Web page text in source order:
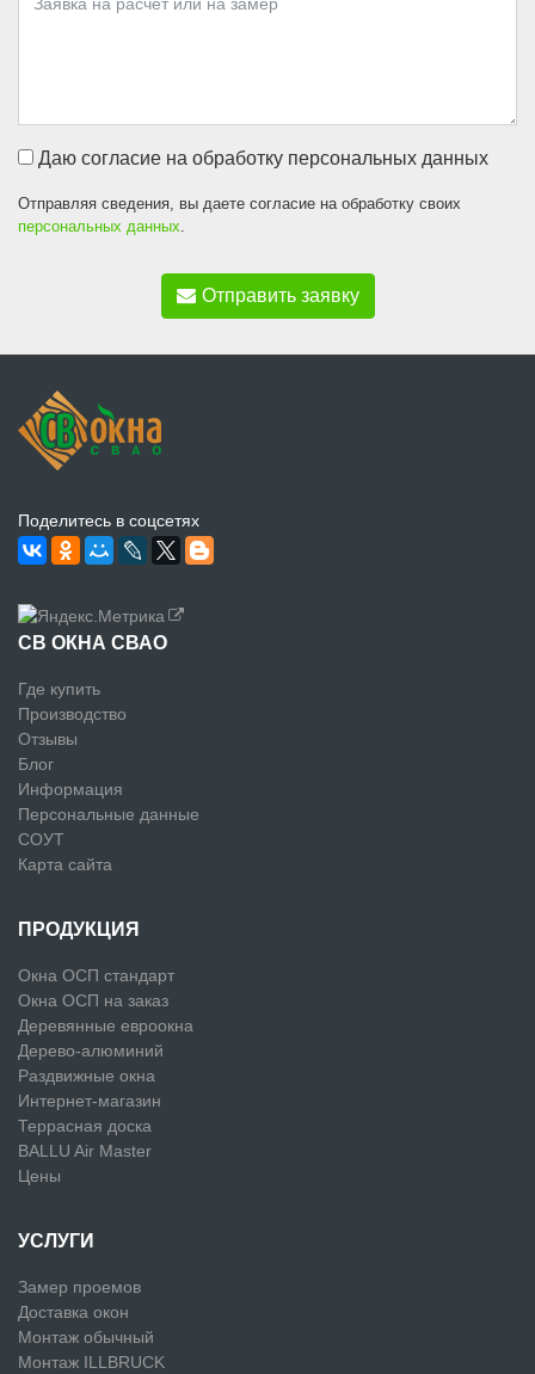
Даю согласие на обработку персональных данных
Отправляя сведения, вы даете согласие на обработку своих
персональных данных.
Отправить заявку
Поделитесь в соцсетях
СВ ОКНА СВАО
Где купить
Производство
Отзывы
Блог
Информация
Персональные данные
СОУТ
Карта сайта
ПРОДУКЦИЯ
Окна ОСП стандарт
Окна ОСП на заказ
Деревянные евроокна
Дерево-алюминий
Раздвижные окна
Интернет-магазин
Террасная доска
BALLU Air Master
Цены
УСЛУГИ
Замер проемов
Доставка окон
Монтаж обычный
Монтаж ILLBRUCK